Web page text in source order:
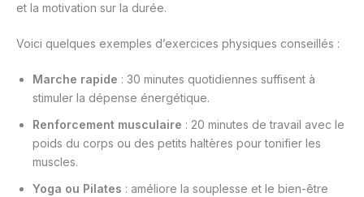
et la motivation sur la durée.
Voici quelques exemples d’exercices physiques conseillés :
Marche rapide : 30 minutes quotidiennes suffisent à
stimuler la dépense énergétique.
Renforcement musculaire : 20 minutes de travail avec le
poids du corps ou des petits haltères pour tonifier les
muscles.
Yoga ou Pilates : améliore la souplesse et le bien-être